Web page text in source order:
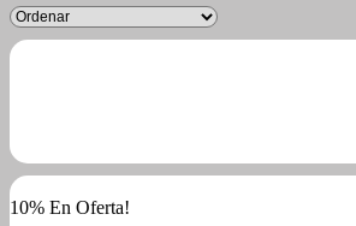
10% En Oferta!